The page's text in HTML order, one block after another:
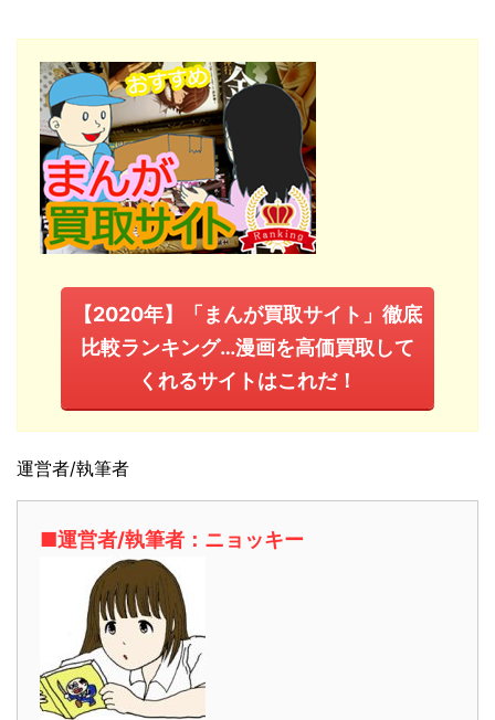
【2020年】「まんが買取サイト」徹底
比較ランキング…漫画を高価買取して
くれるサイトはこれだ！
運営者/執筆者
■運営者/執筆者：ニョッキー